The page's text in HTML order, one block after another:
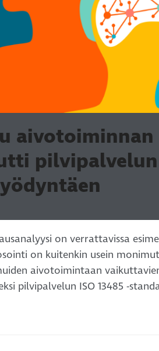
aivotoiminnan
pilvipalvelun
on verrattavissa
on kuitenkin usein
aivotoimintaan
pilvipalvelun ISO 13485 -